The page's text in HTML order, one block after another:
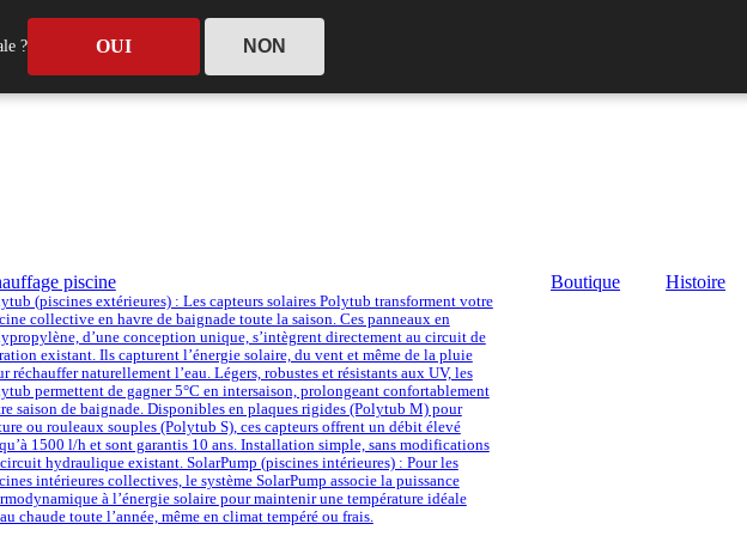
piscine
(piscines extérieures) : Les capteurs solaires Polytub transforment votre
collective en havre de baignade toute la saison. Ces panneaux en
d’une conception unique, s’intègrent directement au circuit de
existant. Ils capturent l’énergie solaire, du vent et même de la pluie
réchauffer naturellement l’eau. Légers, robustes et résistants aux UV, les
permettent de gagner 5°C en intersaison, prolongeant confortablement
saison de baignade. Disponibles en plaques rigides (Polytub M) pour
ou rouleaux souples (Polytub S), ces capteurs offrent un débit élevé
1500 l/h et sont garantis 10 ans. Installation simple, sans modifications
hydraulique existant. SolarPump (piscines intérieures) : Pour les
intérieures collectives, le système SolarPump associe la puissance
à l’énergie solaire pour maintenir une température idéale
chaude toute l’année, même en climat tempéré ou frais.
Boutique Histoire
? OUI NON